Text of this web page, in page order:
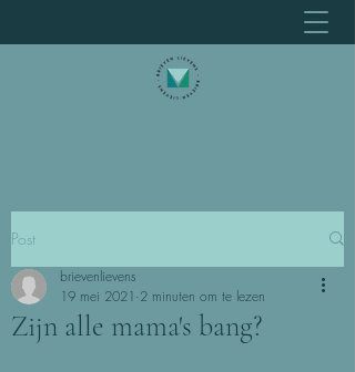
Post
Zijn alle mama's bang?
brievenlievens
19 mei 2021 2 minuten om te lezen